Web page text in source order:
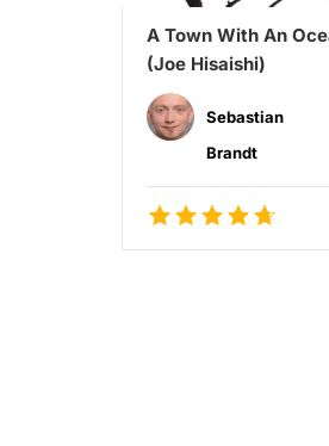
A Town With An
(Joe Hisaishi)
Sebastian
Brandt